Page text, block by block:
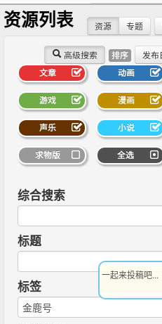
资源列表
高级搜索 排序 发布
资源 专题
文章 动画
游戏 漫画
声乐 小说
求物版 全选
综合搜索
标题
标签
一起来投稿吧...